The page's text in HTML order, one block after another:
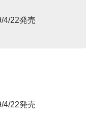
4/22発売
4/22発売